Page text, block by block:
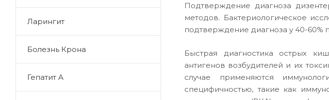
Подтверждение диагноза
методов. Бактериологическое
подтверждение диагноза у 40-60%
Быстрая диагностика острых
антигенов возбудителей и их
случае применяются
специфичностью, такие как
Ларингит
Болезнь Крона
Гепатит A